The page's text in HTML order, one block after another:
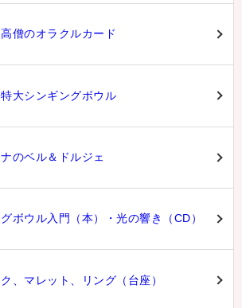
僧のオラクルカード
大シンギングボウル
のベル＆ドルジェ
ボウル入門（本）・光の響き（CD）
、マレット、リング（台座）